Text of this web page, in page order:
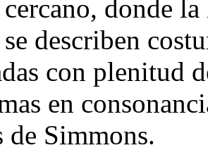
donde
describen
con plenitud
en
de Simmons.